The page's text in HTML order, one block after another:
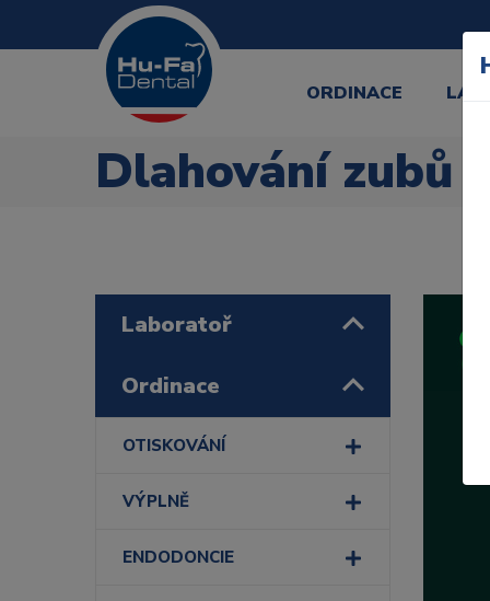
ORDINACE
Dlahování zubů
Laboratoř
Ordinace
OTISKOVÁNÍ
VÝPLNĚ
ENDODONCIE